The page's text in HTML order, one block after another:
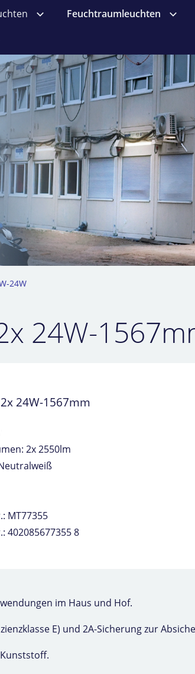
Feuchtraumleuchten
24W
24W-
24W-1567mm
2x 2550lm
MT77355
402085677355 8
im Haus und Hof.
E) und 2A-Sicherung zur